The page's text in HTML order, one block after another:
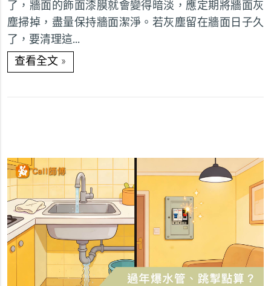
了，牆面的飾面漆膜就會變得暗淡，應定期將牆面灰
塵掃掉，盡量保持牆面潔淨。若灰塵留在牆面日子久
了，要清理這...
查看全文 »